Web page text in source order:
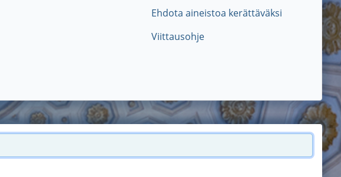
Ehdota aineistoa kerättäväksi
Viittausohje